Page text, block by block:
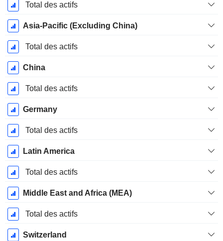
Total des actifs
Asia-Pacific (Excluding China)
Total des actifs
China
Total des actifs
Germany
Total des actifs
Latin America
Total des actifs
Middle East and Africa (MEA)
Total des actifs
Switzerland